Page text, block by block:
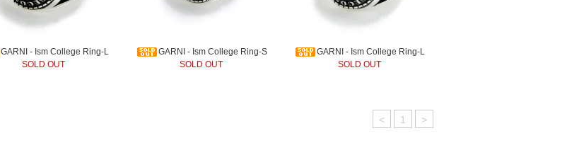
GARNI - Ism College Ring-L
SOLD OUT
GARNI - Ism College Ring-S
SOLD OUT
GARNI - Ism College Ring-L
SOLD OUT
< 1 >